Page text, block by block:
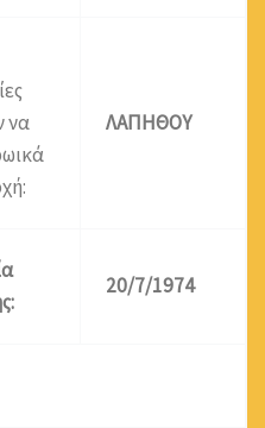
να
ΛΑΠΗΘΟΥ
20/7/1974